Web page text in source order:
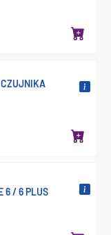
6 / 6 PLUS